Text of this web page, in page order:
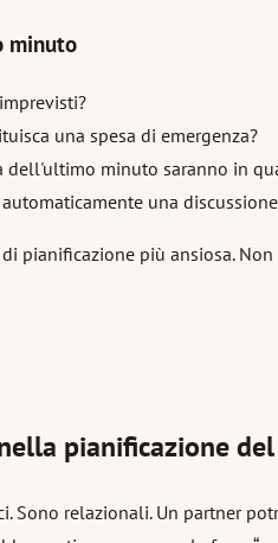
minuto
una spesa di emergenza?
dell'ultimo minuto saranno in
una
pianificazione più ansiosa.
pianificazione
relazionali. Un partner